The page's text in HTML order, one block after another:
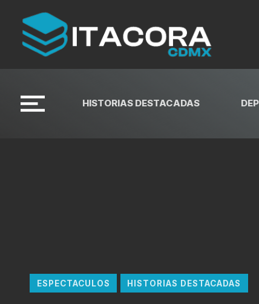
HISTORIAS DESTACADAS
ESPECTACULOS HISTORIAS DESTACADAS